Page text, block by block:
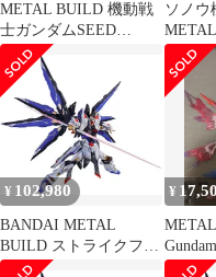
METAL BUILD 機動戦
士ガンダムSEED
DESTINY ストライクフ
リーダムガンダム 光の
翼オプションセット
SOUL BLUE Ver. (魂ウ
ェブ商店限定)[BANDAI
SPIRITS] 中古品
smgd095698
ソノウ
ト
¥ 102,980
BANDAI METAL
BUILD ストライクフリ
ーダムガンダム SOUL
¥